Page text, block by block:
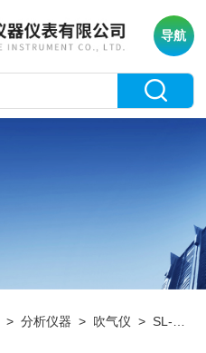
导航
>分析仪器 > 吹气仪 > SL-DOG-96F微电脑在线式溶氧仪